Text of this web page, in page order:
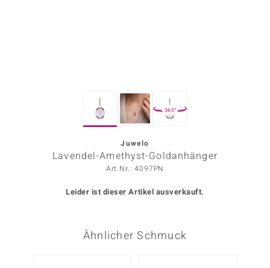
360°
Juwelo
Lavendel-Amethyst-Goldanhänger
Art.Nr.: 4097PN
Leider ist dieser Artikel ausverkauft.
Ähnlicher Schmuck